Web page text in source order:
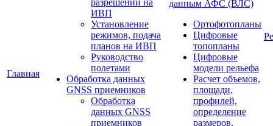
Главная
разрешений на
ИВП
Установление
режимов, подача
планов на ИВП
Руководство
полетами
Обработка данных
GNSS приемников
Обработка
данных GNSS
приемников
данным АФС (ВЛС)
Ортофотопланы
Цифровые
топопланы
Цифровые
модели рельефа
Расчет объемов,
площади,
профилей,
определение
размеров,